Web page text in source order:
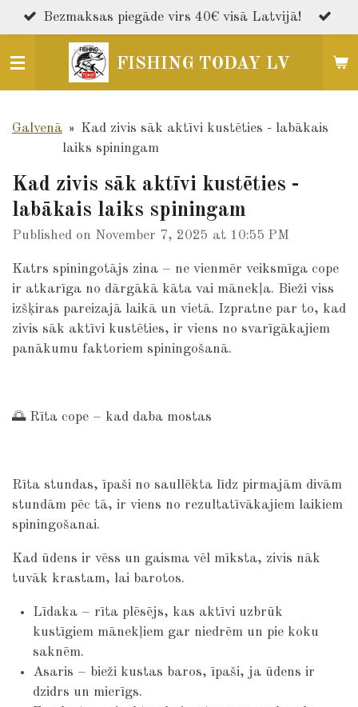
Skip
to
main
FISHING TODAY LV
Bezmaksas piegāde virs 40€ visā Latvijā!
Galvenā » Kad zivis sāk aktīvi kustēties - labākais
laiks spiningam
Kad zivis sāk aktīvi kustēties -
labākais laiks spiningam
Published on November 7, 2025 at 10:55 PM
Katrs spiningotājs zina – ne vienmēr veiksmīga cope
ir atkarīga no dārgākā kāta vai mānekļa. Bieži viss
izšķiras pareizajā laikā un vietā. Izpratne par to, kad
zivis sāk aktīvi kustēties, ir viens no svarīgākajiem
panākumu faktoriem spiningošanā.
🌅 Rīta cope – kad daba mostas
Rīta stundas, īpaši no saullēkta līdz pirmajām divām
stundām pēc tā, ir viens no rezultatīvākajiem laikiem
spiningošanai.
Kad ūdens ir vēss un gaisma vēl mīksta, zivis nāk
tuvāk krastam, lai barotos.
Līdaka – rīta plēsējs, kas aktīvi uzbrūk
kustīgiem mānekļiem gar niedrēm un pie koku
saknēm.
Asaris – bieži kustas baros, īpaši, ja ūdens ir
dzidrs un mierīgs.